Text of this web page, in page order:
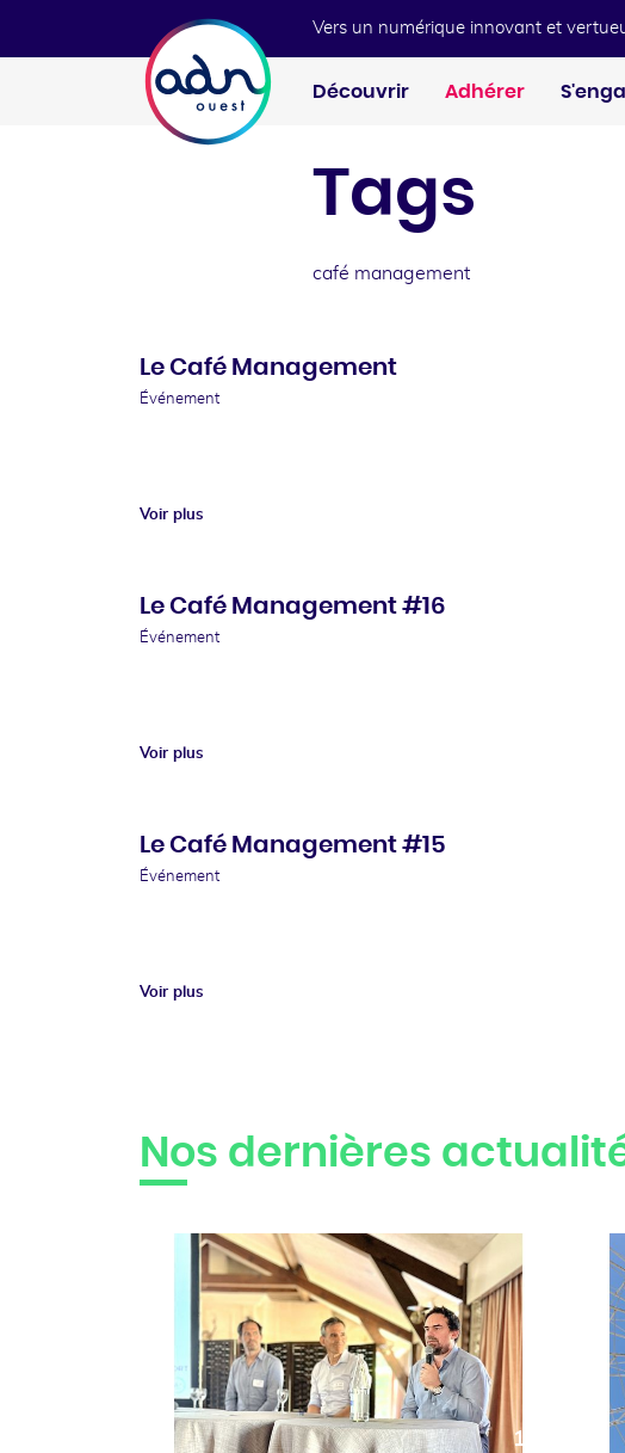
Vers un numérique innovant et
Découvrir Adhérer
Tags
café management
Le Café Management
Événement
Voir plus
Le Café Management #16
Événement
Voir plus
Le Café Management #15
Événement
Voir plus
Nos dernières
10